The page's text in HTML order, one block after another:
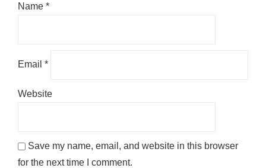
Name *
Email *
Website
Save my name, email, and website in this browser
for the next time I comment.